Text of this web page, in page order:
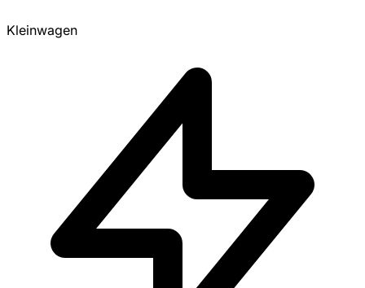
Kleinwagen